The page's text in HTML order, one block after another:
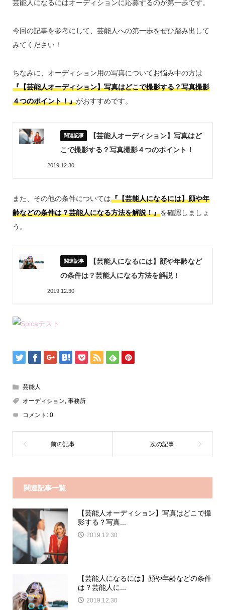
芸能人になるにはオーディションに応募するのが第一歩です。
今回の記事を参考にして、芸能人への第一歩をぜひ踏み出して
みてください！
ちなみに、オーディション用の写真についてお悩み中の方は
『【芸能人オーディション】写真はどこで撮影する？写真撮影
４つのポイント！』がおすすめです。
【芸能人オーディション】写真はど
こで撮影する？写真撮影４つのポイント！
2019.12.30
また、その他の条件については『【芸能人になるには】顔や年
齢などの条件は？芸能人になる方法を解説！』を確認しましょ
う。
【芸能人になるには】顔や年齢など
の条件は？芸能人になる方法を解説！
2019.12.30
芸能人
オーディション, 事務所
コメント: 0
関連記事一覧
【芸能人オーディション】写真はどこで撮
影する？写真...
2019.12.30
【芸能人になるには】顔や年齢などの条件
は？芸能人に...
2019.12.30